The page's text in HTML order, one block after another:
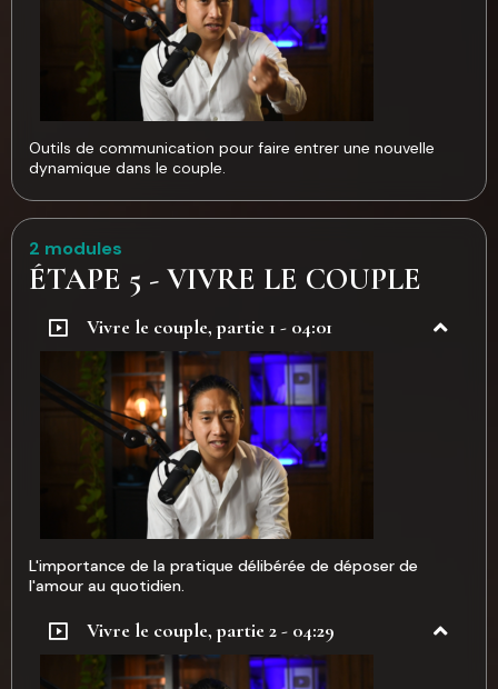
Outils de communication pour faire entrer une nouvelle
dynamique dans le couple.
2 modules
ÉTAPE 5 - VIVRE LE COUPLE
Vivre le couple, partie 1 - 04:01
L'importance de la pratique délibérée de déposer de
l'amour au quotidien.
Vivre le couple, partie 2 - 04:29